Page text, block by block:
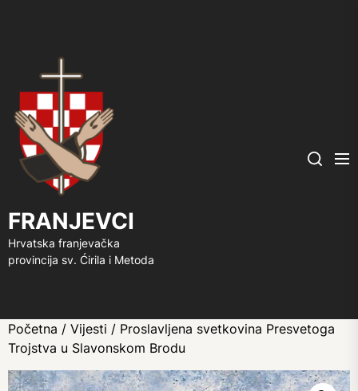
FRANJEVCI
Hrvatska franjevačka
provincija sv. Ćirila i Metoda
Search
Početna / Vijesti / Proslavljena svetkovina Presvetoga
Trojstva u Slavonskom Brodu